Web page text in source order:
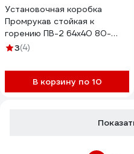
Установочная коробка
Промрукав стойкая к
горению ПВ-2 64х40 80-
0500-2С
3(4)
В корзину по 10